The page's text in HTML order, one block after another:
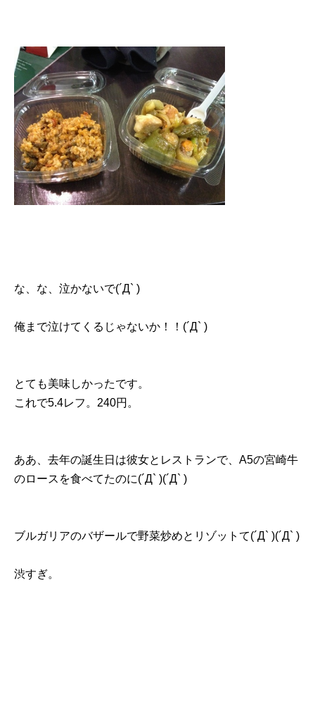
な、な、泣かないで(´Д` )
俺まで泣けてくるじゃないか！！(´Д` )
とても美味しかったです。
これで5.4レフ。240円。
ああ、去年の誕生日は彼女とレストランで、A5の宮崎牛
のロースを食べてたのに(´Д` )(´Д` )
ブルガリアのバザールで野菜炒めとリゾットて(´Д` )(´Д` )
渋すぎ。